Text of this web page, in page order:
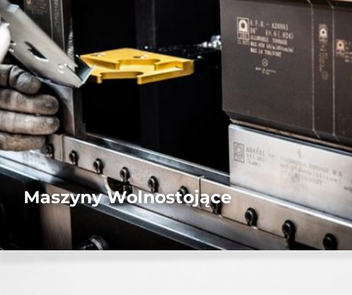
Maszyny Wolnostojące
Nasze niezależne prasy krawędziowe są precyzyjne i niezawodne.
W pełni i kompleksowo spełniające wszystkie Państwa